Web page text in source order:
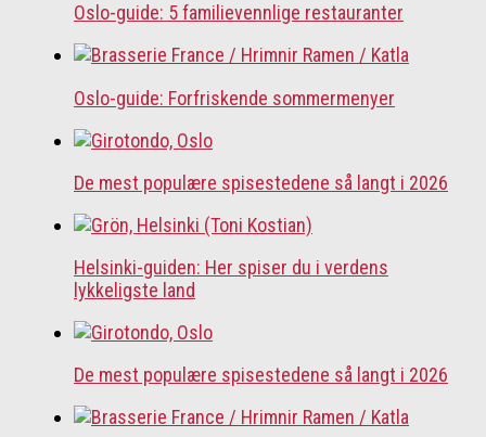
Oslo-guide: 5 familievennlige restauranter
Oslo-guide: Forfriskende sommermenyer
De mest populære spisestedene så langt i 2026
Helsinki-guiden: Her spiser du i verdens
lykkeligste land
De mest populære spisestedene så langt i 2026